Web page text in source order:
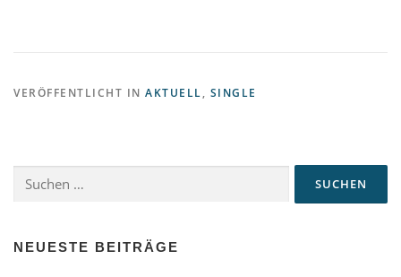
VERÖFFENTLICHT IN AKTUELL, SINGLE
nach:
NEUESTE BEITRÄGE